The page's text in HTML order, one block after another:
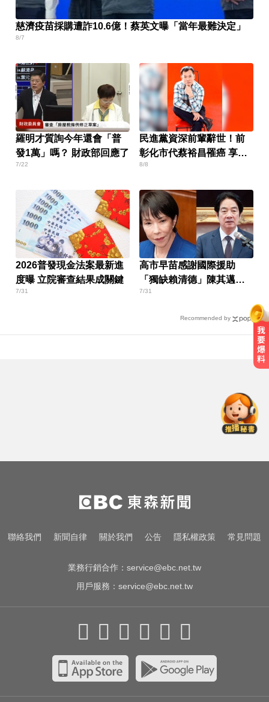
慈濟疫苗採購遭詐10.6億！蔡英文曝「當年最難決定」
8/7
羅明才質詢今年還會「普
發1萬」嗎？ 財政部回應了
7/22
民進黨資深前輩辭世！前
彰化市代蔡裕昌罹癌 享壽
71歲
8/8
2026普發現金法案最新進
度曝 立院審查結果成關鍵
7/31
高市早苗感謝國際援助
「獨缺賴清德」陳其邁：
不必計較
7/31
Recommended by
勝場史上第2多
跌倒竟成致命殺手？醫揭長輩防骨
鬆失智三關鍵
頻尿又腰痛？醫揭攝護腺癌奪命警
聯絡我們 新聞自律 關於我們 公告 隱私權政策 常見問題
業務行銷合作： service@ebc.net.tw
用戶服務： service@ebc.net.tw